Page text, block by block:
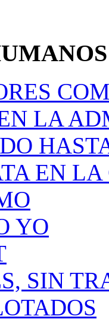
LA
EN
YO
SIN